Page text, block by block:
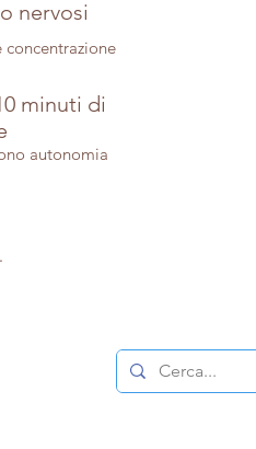
nervosi
concentrazione
minuti di
autonomia